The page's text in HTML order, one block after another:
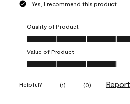
Yes, I recommend this product.
Quality of Product
Quality of Product, 5.0 out of 5
Value of Product
Value of Product, 3.0 out of 5
Helpful? (1) (0) Report